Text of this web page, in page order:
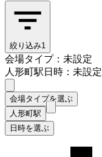
絞り込み1
会場タイプ：未設定
人形町駅日時：未設定
会場タイプを選ぶ
人形町駅
日時を選ぶ